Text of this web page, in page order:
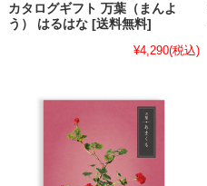
カタログギフト 万葉（まんよ
う） はるはな [送料無料]
¥4,290(税込)